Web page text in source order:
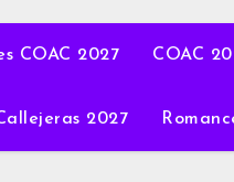
COAC 2027 COAC
2027